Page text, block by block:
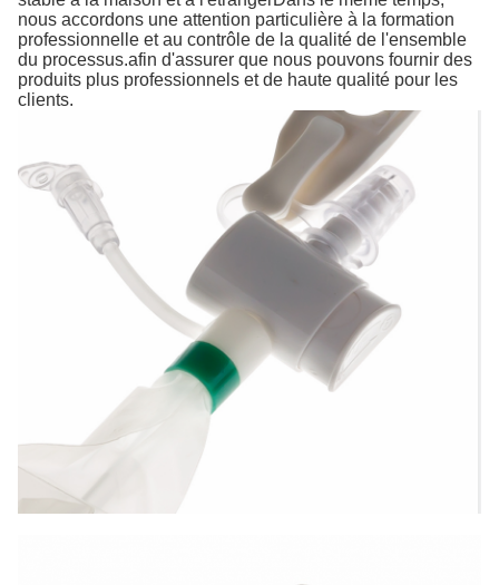
nous accordons une attention particulière à la formation
professionnelle et au contrôle de la qualité de l'ensemble
du processus.afin d'assurer que nous pouvons fournir des
produits plus professionnels et de haute qualité pour les
clients.